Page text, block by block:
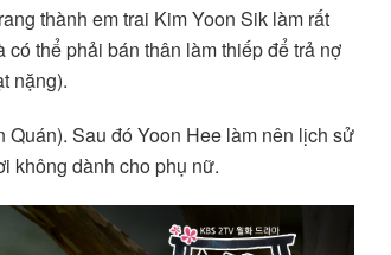
thành em trai Kim Yoon Sik làm rất
thể phải bán thân làm thiếp để trả nợ
nặng).
Sau đó Yoon Hee làm nên lịch sử
không dành cho phụ nữ.